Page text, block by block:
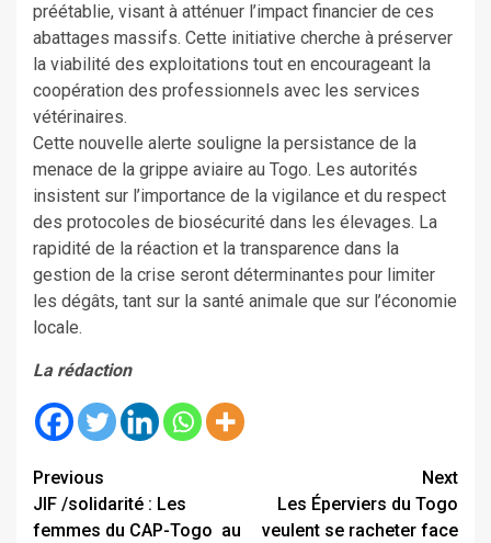
préétablie, visant à atténuer l’impact financier de ces
abattages massifs. Cette initiative cherche à préserver
la viabilité des exploitations tout en encourageant la
coopération des professionnels avec les services
vétérinaires.
Cette nouvelle alerte souligne la persistance de la
menace de la grippe aviaire au Togo. Les autorités
insistent sur l’importance de la vigilance et du respect
des protocoles de biosécurité dans les élevages. La
rapidité de la réaction et la transparence dans la
gestion de la crise seront déterminantes pour limiter
les dégâts, tant sur la santé animale que sur l’économie
locale.
La rédaction
Continue
Reading
Previous
JIF /solidarité : Les
femmes du CAP-Togo au
Next
Les Éperviers du Togo
veulent se racheter face